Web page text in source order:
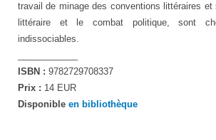
travail de minage des conventions littéraires
littéraire et le combat politique, sont
indissociables.
ISBN : 9782729708337
Prix : 14 EUR
Disponible en bibliothèque